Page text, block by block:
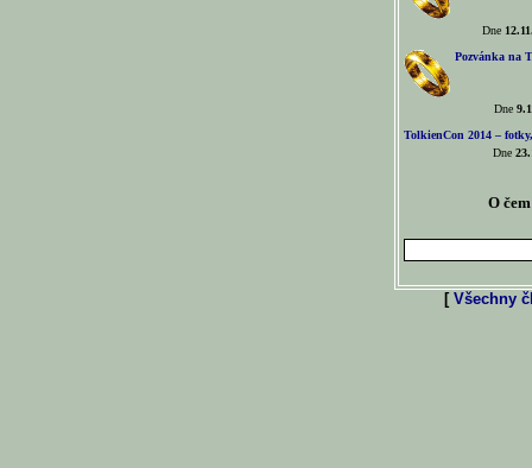
Dne
Pozvánka na
Dne
TolkienCon 2014 –
Dne
O
[ Všechny